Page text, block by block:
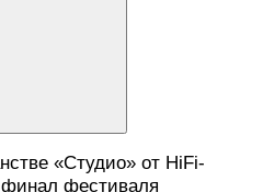
«Студио» от HiFi-
финал фестиваля